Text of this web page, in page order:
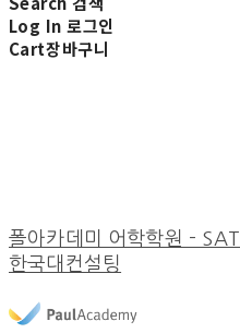
Log In 로그인
Cart장바구니
폴아카데미 어학학원 -
한국대컨설팅